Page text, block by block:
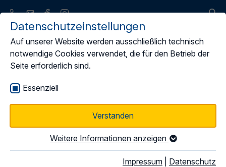
Datenschutzeinstellungen
Auf unserer Website werden ausschließlich technisch
notwendige Cookies verwendet, die für den Betrieb der
Seite erforderlich sind.
Essenziell
Verstanden
Weitere Informationen anzeigen
Impressum Datenschutz
Home
Impressum
Anbieter
Landesverband Bayerischer Omnibusunternehmen (LBO)